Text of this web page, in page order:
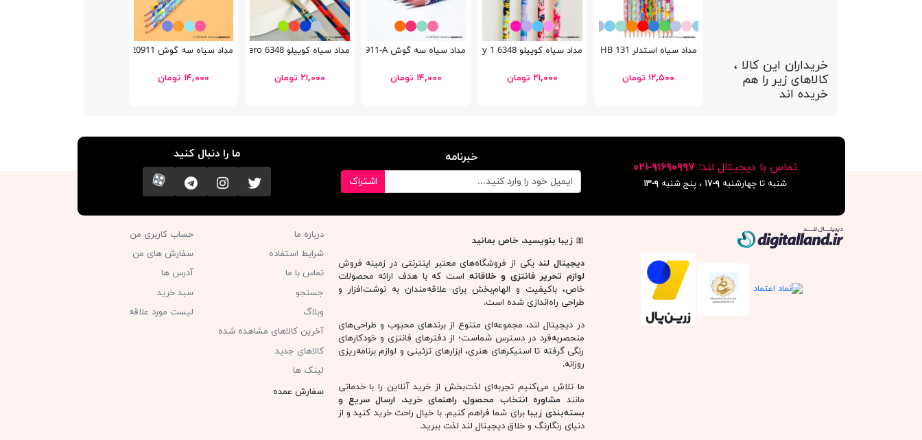
خریداران این کالا ،
کالاهای زیر را هم
خریده اند
مداد سیاه استدلر 131 HB
۱۲,۵۰۰ تومان
مداد سیاه کوییلو 6348 Cartoony 1
۲۱,۰۰۰ تومان
مداد سیاه سه گوش Bertand 19911-A
۱۴,۰۰۰ تومان
مداد سیاه کوییلو 6348 Super Hero
۲۱,۰۰۰ تومان
مداد سیاه سه گوش Bertand 20911
۱۴,۰۰۰ تومان
تماس با دیجیتال لند: ٩١۶٩٠٩٩٧-٠٢١
شنبه تا چهارشنبه ۹-۱۷ ، پنج شنبه ۹-١٣
خبرنامه
اشتراک
ما را دنبال کنید
تویتر اینستاگرامکانال تلگرام
آپارات
🎀زیبا بنویسید، خاص بمانید
دیجیتال لند یکی از فروشگاه‌های معتبر اینترنتی در زمینه فروش
لوازم تحریر فانتزی و خلاقانه است که با هدف ارائه محصولات
خاص، باکیفیت و الهام‌بخش برای علاقه‌مندان به نوشت‌افزار و
طراحی راه‌اندازی شده است.
در دیجیتال لند، مجموعه‌ای متنوع از برندهای محبوب و طراحی‌های
منحصربه‌فرد در دسترس شماست؛ از دفترهای فانتزی و خودکارهای
رنگی گرفته تا استیکرهای هنری، ابزارهای تزئینی و لوازم برنامه‌ریزی
روزانه.
ما تلاش می‌کنیم تجربه‌ای لذت‌بخش از خرید آنلاین را با خدماتی
مانند مشاوره انتخاب محصول، راهنمای خرید، ارسال سریع و
بسته‌بندی زیبابرای شما فراهم کنیم. با خیال راحت خرید کنید و از
دنیای رنگارنگ و خلاق دیجیتال لند لذت ببرید.
درباره ما
شرایط استفاده
تماس با ما
جستجو
وبلاگ
آخرین کالاهای مشاهده شده
کالاهای جدید
لینک ها
حساب کاربری من
سفارش های من‎
آدرس ها
سبد خرید
لیست مورد علاقه
سفارش عمده